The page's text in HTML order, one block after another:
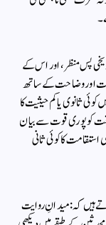
پس منظر، اور اس کے
شدّت اور وضاحت کے ساتھ
ثانوی یا کم حیثیت کا
کو پوری قوت سے بیان
کا کوئی ثانی
ہیں کہ:میدانِ روایت